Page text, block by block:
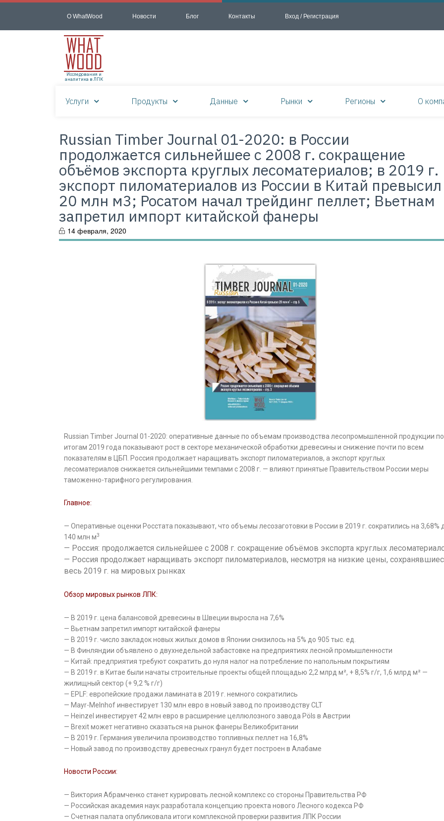
О WhatWood Новости Блог Контакты Вход / Регистрация
Исследования и
аналитика в ЛПК
Услуги Продукты Данные Рынки Регионы О
Russian Timber Journal 01-2020: в России
продолжается сильнейшее с 2008 г. сокращение
объёмов экспорта круглых лесоматериалов; в 2019 г.
экспорт пиломатериалов из России в Китай превысил
20 млн м3; Росатом начал трейдинг пеллет; Вьетнам
запретил импорт китайской фанеры
14 февраля, 2020
Russian Timber Journal 01-2020: оперативные данные по объемам производства лесопромышленной продукции по
итогам 2019 года показывают рост в секторе механической обработки древесины и снижение почти по всем
показателям в ЦБП. Россия продолжает наращивать экспорт пиломатериалов, а экспорт круглых
лесоматериалов снижается сильнейшими темпами с 2008 г. — влияют принятые Правительством России меры
таможенно-тарифного регулирования.
Главное:
— Оперативные оценки Росстата показывают, что объемы лесозаготовки в России в 2019 г. сократились на 3,68%
140 млн м3
— Россия: продолжается сильнейшее с 2008 г. сокращение объёмов экспорта круглых
— Россия продолжает наращивать экспорт пиломатериалов, несмотря на низкие цены,
весь 2019 г. на мировых рынках
Обзор мировых рынков ЛПК:
— В 2019 г. цена балансовой древесины в Швеции выросла на 7,6%
— Вьетнам запретил импорт китайской фанеры
— В 2019 г. число закладок новых жилых домов в Японии снизилось на 5% до 905 тыс. ед.
— В Финляндии объявлено о двухнедельной забастовке на предприятиях лесной промышленности
— Китай: предприятия требуют сократить до нуля налог на потребление по напольным покрытиям
— В 2019 г. в Китае были начаты строительные проекты общей площадью 2,2 млрд м², + 8,5% г/г, 1,6 млрд м² —
жилищный сектор (+ 9,2 % г/г)
— EPLF: европейские продажи ламината в 2019 г. немного сократились
— Mayr-Melnhof инвестирует 130 млн евро в новый завод по производству CLT
— Heinzel инвестирует 42 млн евро в расширение целлюлозного завода Pöls в Австрии
— Brexit может негативно сказаться на рынок фанеры Великобритании
— В 2019 г. Германия увеличила производство топливных пеллет на 16,8%
— Новый завод по производству древесных гранул будет построен в Алабаме
Новости России:
— Виктория Абрамченко станет курировать лесной комплекс со стороны Правительства РФ
— Российская академия наук разработала концепцию проекта нового Лесного кодекса РФ
— Счетная палата опубликовала итоги комплексной проверки развития ЛПК России